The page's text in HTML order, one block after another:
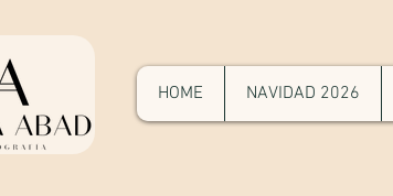
HOME NAVIDAD 2026